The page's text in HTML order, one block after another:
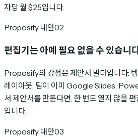
자당 월 $25입니다.
Proposify 대안02
편집기는 아예 필요 없을 수 있습니
Proposify의 강점은 제안서 빌더입니다:
레이아웃. 팀이 이미 Google Slides,
서 제안서를 만든다면, 한 번도 열지 않을
입니다.
Proposify 대안03